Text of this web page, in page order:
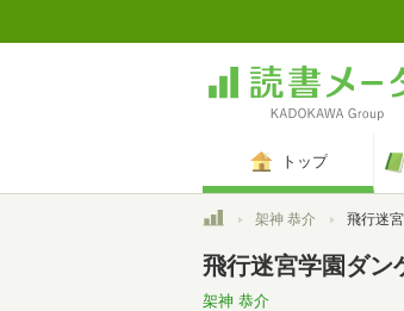
トップ
トップ架神 恭介 飛行迷宮学園ダ
飛行迷宮学園ダン
架神 恭介